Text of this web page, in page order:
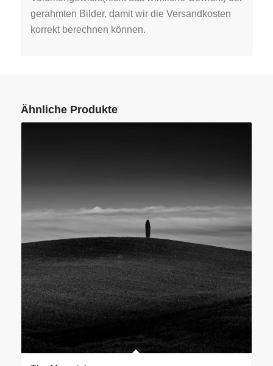
gerahmten Bilder, damit wir die Versandkosten
korrekt berechnen können.
Ähnliche Produkte